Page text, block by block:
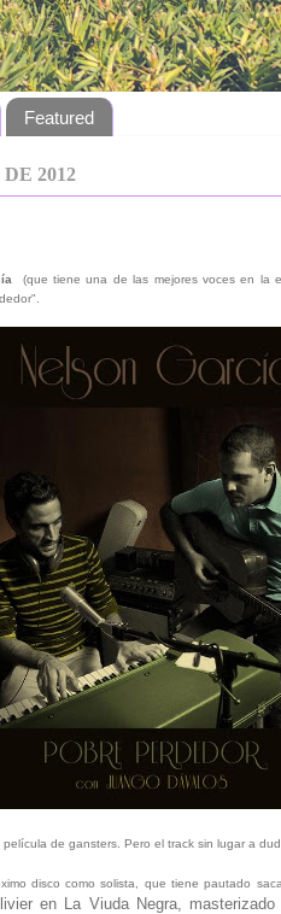
Featured
2012
(que tiene una de las mejores voces en la
de gansters. Pero el track sin lugar a
disco como solista, que tiene pautado
en La Viuda Negra,